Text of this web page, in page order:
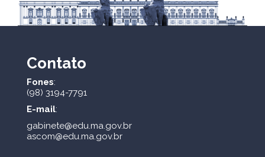
Contato
Fones:
(98) 3194-7791
E-mail:
gabinete@edu.ma.gov.br
ascom@edu.ma.gov.br